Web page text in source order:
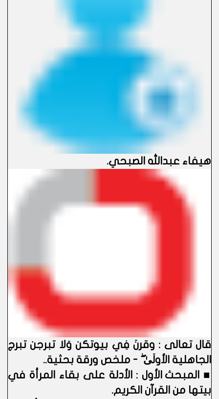
هيفاء عبدالله الصبحي.
قال تعالى : وقرنَ فِي بيوتكن وَلا تبرجن تبرج
الجاهلية الأولَىٰ ۖ - ملخص ورقة بحثية..
■
المبحث الأول : الأدلة على بقاء المرأة في
بيتها من القرآن الكريم.